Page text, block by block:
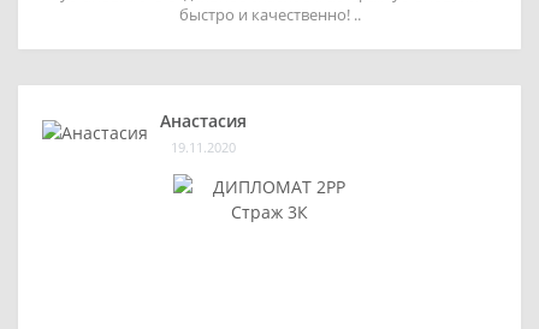
быстро и качественно! ..
Анастасия
19.11.2020